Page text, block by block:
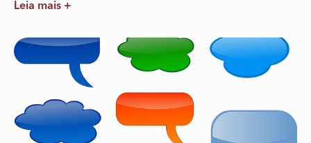
Leia mais +